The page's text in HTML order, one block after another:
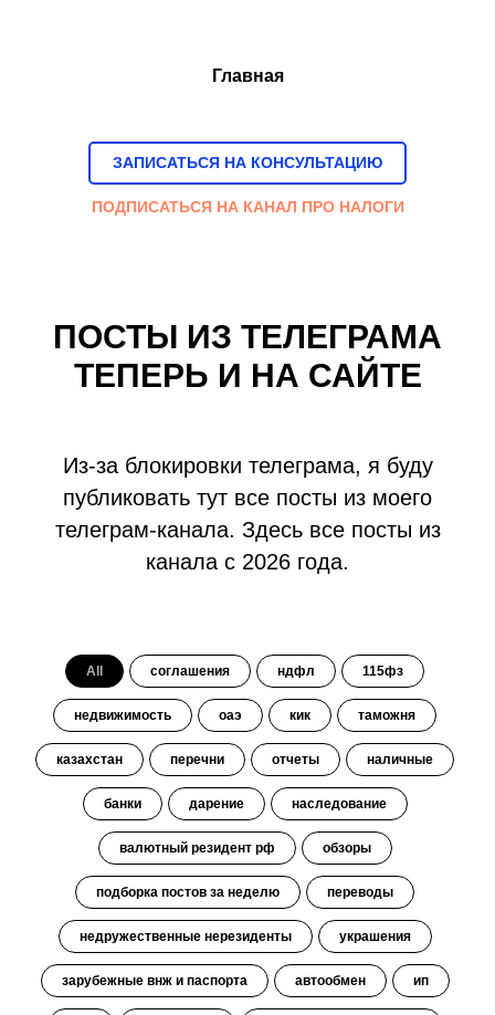
Главная
ЗАПИСАТЬСЯ НА КОНСУЛЬТАЦИЮ
ПОДПИСАТЬСЯ НА КАНАЛ ПРО НАЛОГИ
ПОСТЫ ИЗ ТЕЛЕГРАМА
ТЕПЕРЬ И НА САЙТЕ
Из-за блокировки телеграма, я буду
публиковать тут все посты из моего
телеграм-канала. Здесь все посты из
канала с 2026 года.
All соглашения ндфл 115фз
недвижимость оаэ кик таможня
казахстан перечни отчеты наличные
банки дарение наследование
валютный резидент рф обзоры
подборка постов за неделю переводы
недружественные нерезиденты украшения
зарубежные внж и паспорта автообмен ип